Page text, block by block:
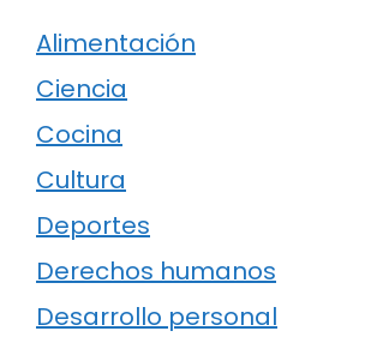
Alimentación
Ciencia
Cocina
Cultura
Deportes
Derechos humanos
Desarrollo personal